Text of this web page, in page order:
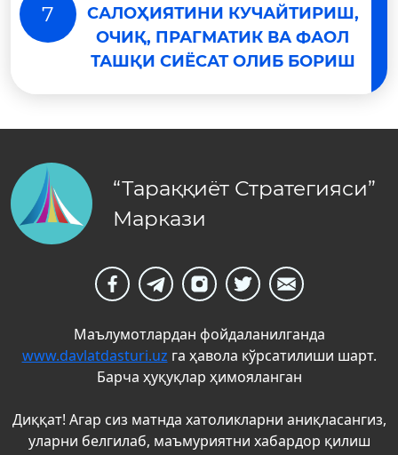
7
САЛОҲИЯТИНИ КУЧАЙТИРИШ,
ОЧИҚ, ПРАГМАТИК ВА ФАОЛ
ТАШҚИ СИЁСАТ ОЛИБ БОРИШ
“Тараққиёт Стратегияси”
Маркази
Маълумотлардан фойдаланилганда
www.davlatdasturi.uz га ҳавола кўрсатилиши шарт.
Барча ҳуқуқлар ҳимояланган
Диққат! Агар сиз матнда хатоликларни аниқласангиз,
уларни белгилаб, маъмуриятни хабардор қилиш